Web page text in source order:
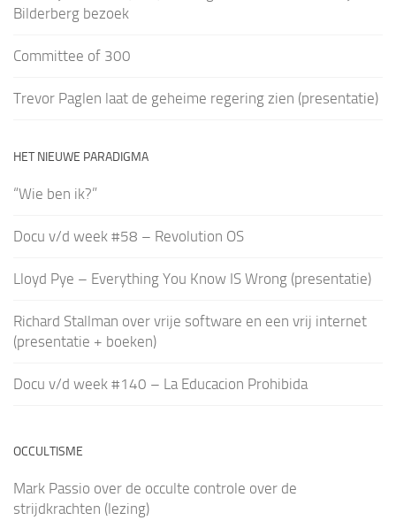
Bilderberg bezoek
Committee of 300
Trevor Paglen laat de geheime regering zien (presentatie)
HET NIEUWE PARADIGMA
“Wie ben ik?”
Docu v/d week #58 – Revolution OS
Lloyd Pye – Everything You Know IS Wrong (presentatie)
Richard Stallman over vrije software en een vrij internet
(presentatie + boeken)
Docu v/d week #140 – La Educacion Prohibida
OCCULTISME
Mark Passio over de occulte controle over de
strijdkrachten (lezing)